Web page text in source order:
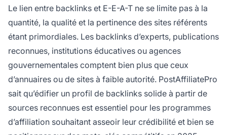
Le lien entre backlinks et E-E-A-T ne se limite pas à la
quantité, la qualité et la pertinence des sites référents
étant primordiales. Les backlinks d’experts, publications
reconnues, institutions éducatives ou agences
gouvernementales comptent bien plus que ceux
d’annuaires ou de sites à faible autorité. PostAffiliatePro
sait qu’édifier un profil de backlinks solide à partir de
sources reconnues est essentiel pour les programmes
d’affiliation souhaitant asseoir leur crédibilité et bien se